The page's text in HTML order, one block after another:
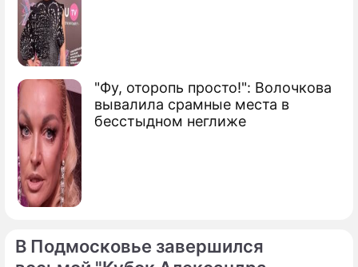
"Фу, оторопь просто!": Волочкова
вывалила срамные места в
бесстыдном неглиже
В Подмосковье завершился